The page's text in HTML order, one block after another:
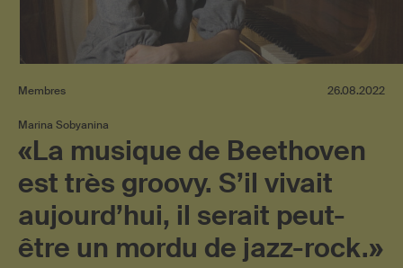
Membres 26.08.2022
Marina Sobyanina
«La musique de Beethoven
est très groovy. S’il vivait
aujourd’hui, il serait peut-
être un mordu de jazz-rock.»